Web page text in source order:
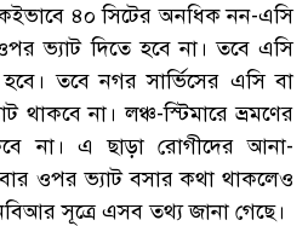
৪০ সিটের অনধিক নন-এসি
ওপর ভ্যাট দিতে হবে না। তবে এসি
হবে। তবে নগর সার্ভিসের এসি বা
থাকবে না। লঞ্চ-স্টিমারে ভ্রমণের
না। এ ছাড়া রোগীদের আনা-
ওপর ভ্যাট বসার কথা থাকলেও
সূত্রে এসব তথ্য জানা গেছে।